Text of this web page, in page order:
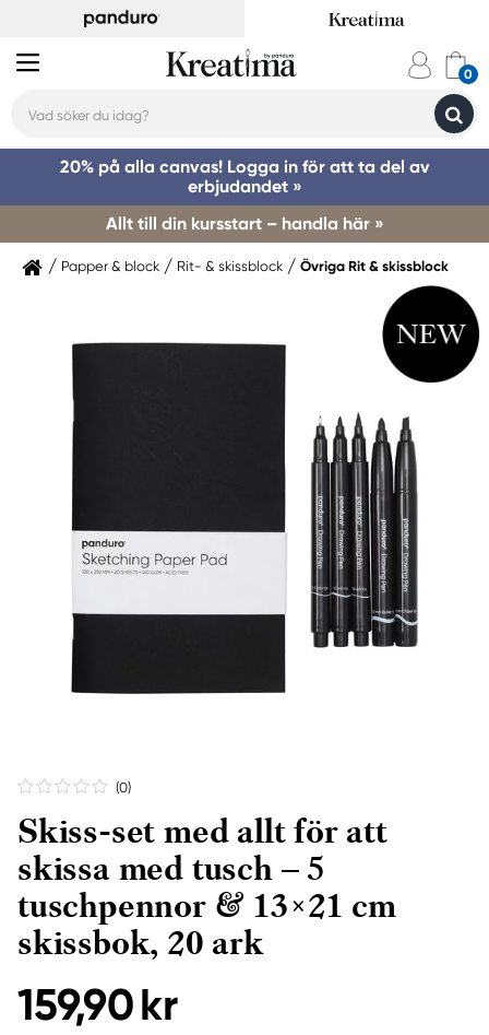
20% på alla canvas! Logga in för att ta del av
erbjudandet »
Allt till din kursstart – handla här »
Papper & block Rit- & skissblock Övriga Rit & skissblock
(0)
Skiss-set med allt för att
skissa med tusch – 5
tuschpennor & 13×21 cm
skissbok, 20 ark
159,90 kr